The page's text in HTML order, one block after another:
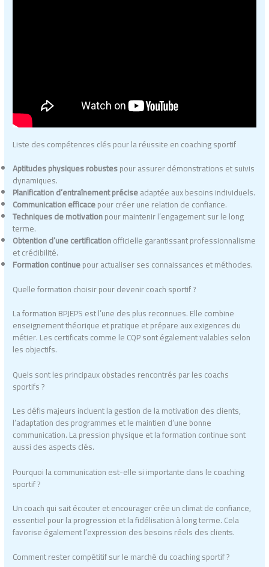
Liste des compétences clés pour la réussite en coaching sportif
Aptitudes physiques robustespour assurer démonstrations et suivis
dynamiques.
Planification d’entraînement préciseadaptée aux besoins individuels.
Communication efficacepour créer une relation de confiance.
Techniques de motivationpour maintenir l’engagement sur le long
terme.
Obtention d’une certificationofficielle garantissant professionnalisme
et crédibilité.
Formation continuepour actualiser ses connaissances et méthodes.
Quelle formation choisir pour devenir coach sportif ?
La formation BPJEPS est l’une des plus reconnues. Elle combine
enseignement théorique et pratique et prépare aux exigences du
métier. Les certificats comme le CQP sont également valables selon
les objectifs.
Quels sont les principaux obstacles rencontrés par les coachs
sportifs ?
Les défis majeurs incluent la gestion de la motivation des clients,
l’adaptation des programmes et le maintien d’une bonne
communication. La pression physique et la formation continue sont
aussi des aspects clés.
Pourquoi la communication est-elle si importante dans le coaching
sportif ?
Un coach qui sait écouter et encourager crée un climat de confiance,
essentiel pour la progression et la fidélisation à long terme. Cela
favorise également l’expression des besoins réels des clients.
Comment rester compétitif sur le marché du coaching sportif ?